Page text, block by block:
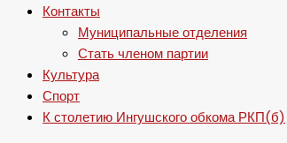
Контакты
Муниципальные отделения
Стать членом партии
Культура
Спорт
К столетию Ингушского обкома РКП(б)